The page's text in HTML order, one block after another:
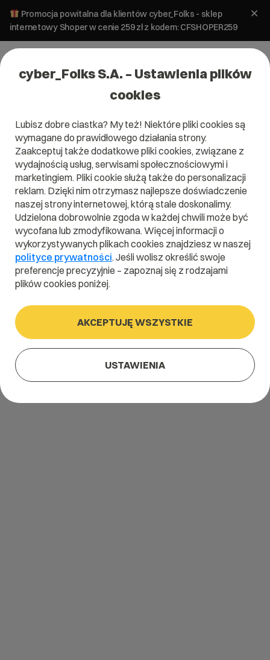
Promocja powitalna dla klientów cyber_Folks - sklep
internetowy Shoper w cenie 259 zł z kodem: CFSHOPER259
Domena .pl od 0 zł!
Szukaj domeny
Wpisz swoją wymarzoną nazwę domeny i naciśnij przycisk
Znajdź
Promocja .pl od0,00 zł.site 0,90 zł.online 0,90 zł
cyber_Folks S.A. – Ustawienia plików
cookies
Lubisz dobre ciastka? My też! Niektóre pliki cookies są
wymagane do prawidłowego działania strony.
Zaakceptuj także dodatkowe pliki cookies, związane z
wydajnością usług, serwisami społecznościowymi i
marketingiem. Pliki cookie służą także do personalizacji
reklam. Dzięki nim otrzymasz najlepsze doświadczenie
naszej strony internetowej, którą stale doskonalimy.
Udzielona dobrowolnie zgoda w każdej chwili może być
wycofana lub zmodyfikowana. Więcej informacji o
wykorzystywanych plikach cookies znajdziesz w naszej
polityce prywatności. Jeśli wolisz określić swoje
preferencje precyzyjnie – zapoznaj się z rodzajami
plików cookies poniżej.
AKCEPTUJĘ WSZYSTKIE
USTAWIENIA